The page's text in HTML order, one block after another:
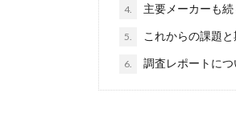
4. 主要メーカーも続
5. これからの課題
6. 調査レポートに